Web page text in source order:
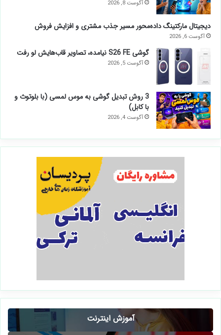
آگوست 8, 2026
دیجیتال مارکتینگ داده‌محور مسیر جذب مشتری و افزایش فروش
آگوست 6, 2026
گوشی S26 FE نیامده، تصاویر قاب‌هایش لو رفت
آگوست 5, 2026
3 روش تبدیل گوشی به موس لمسی (با بلوتوث و
با کابل)
آگوست 4, 2026
آموزش اینترنت